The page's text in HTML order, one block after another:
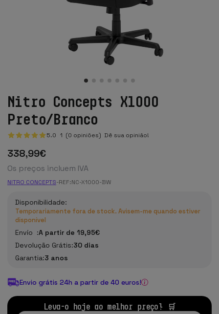
Nitro Concepts X1000
Preto/Branco
5.0 1 (0 opiniões) Dê sua opinião!
338,99€
Os preços incluem IVA
NITRO CONCEPTS-REF:NC-X1000-BW
Disponibilidade:
Temporariamente fora de stock. Avisem-me quando estiver
disponível
Envío :A partir de 19,95€
Devolução Grátis:30 dias
Garantia:3 anos
Envio grátis 24h a partir de 40 euros!
Leva-o hoje ao melhor preço! 🛒